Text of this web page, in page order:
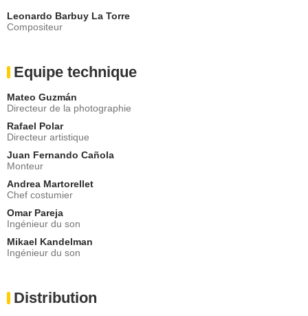
Leonardo Barbuy La Torre
Compositeur
Equipe technique
Mateo Guzmán
Directeur de la photographie
Rafael Polar
Directeur artistique
Juan Fernando Cañola
Monteur
Andrea Martorellet
Chef costumier
Omar Pareja
Ingénieur du son
Mikael Kandelman
Ingénieur du son
Distribution